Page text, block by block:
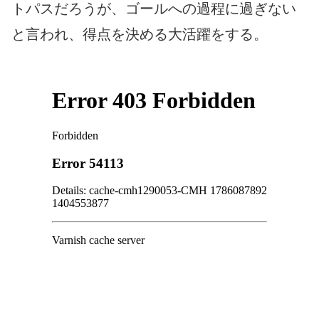
トパスだろうが、ゴールへの過程に過ぎない
と言われ、得点を決める大活躍をする。